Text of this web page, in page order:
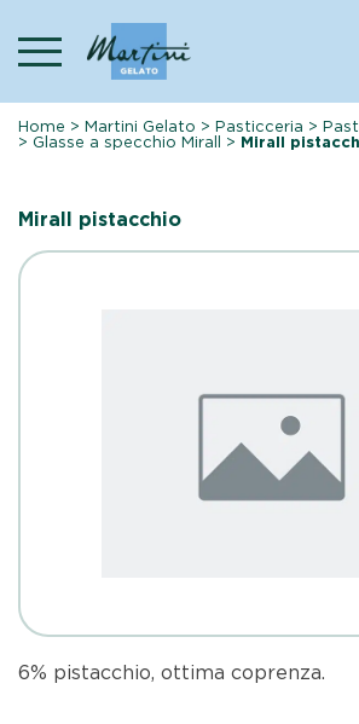
content
Home >Martini Gelato >Pasticceria >
> Glasse a specchio Mirall > Mirall
Mirall pistacchio
6% pistacchio, ottima coprenza.